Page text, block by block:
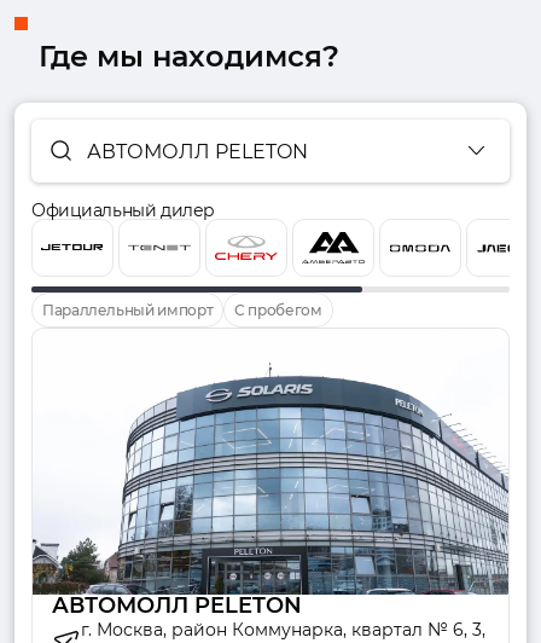
Где мы находимся?
АВТОМОЛЛ PELETON
Официальный дилер
Параллельный импорт С пробегом
АВТОМОЛЛ PELETON
г. Москва, район Коммунарка, квартал № 6, 3,